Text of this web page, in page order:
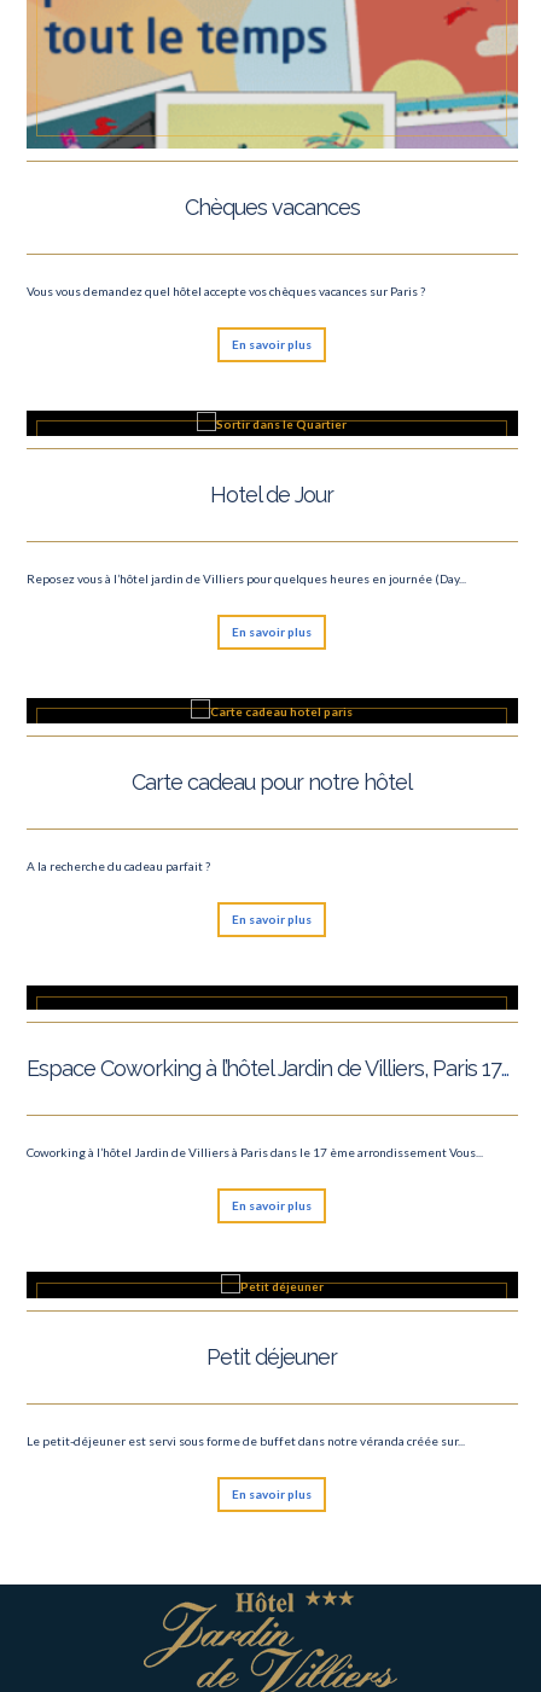
Chèques vacances
Vous vous demandez quel hôtel accepte vos chèques vacances sur Paris ?
En savoir plus
Hotel de Jour
Reposez vous à l’hôtel jardin de Villiers pour quelques heures en journée (Day...
En savoir plus
Carte cadeau pour notre hôtel
A la recherche du cadeau parfait ?
En savoir plus
Espace Coworking à l’hôtel Jardin de Villiers, Paris 17ème
Coworking à l’hôtel Jardin de Villiers à Paris dans le 17 ème arrondissement Vous...
En savoir plus
Petit déjeuner
Le petit-déjeuner est servi sous forme de buffet dans notre véranda créée sur...
En savoir plus